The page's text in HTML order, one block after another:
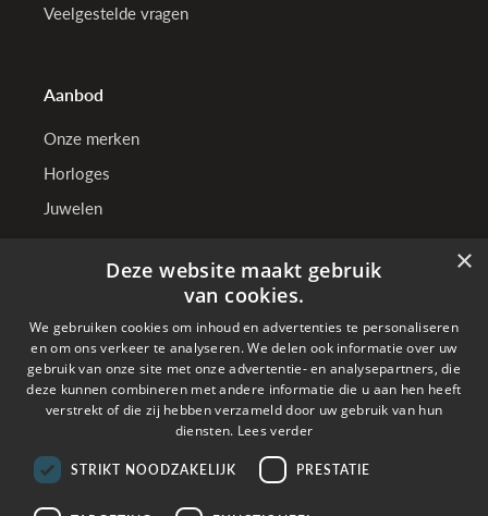
Veelgestelde vragen
Aanbod
Onze merken
Horloges
Juwelen
Wie zijn wij?
Onze winkels
Bedrijfsgegevens
×
Deze website maakt gebruik
van cookies.
We gebruiken cookies om inhoud en advertenties te personaliseren
en om ons verkeer te analyseren. We delen ook informatie over uw
gebruik van onze site met onze advertentie- en analysepartners, die
deze kunnen combineren met andere informatie die u aan hen heeft
verstrekt of die zij hebben verzameld door uw gebruik van hun
diensten. Lees verder
STRIKT NOODZAKELIJK PRESTATIE